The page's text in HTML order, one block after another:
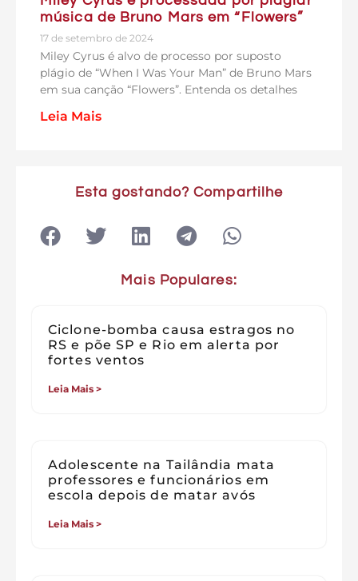
música de Bruno Mars em “Flowers”
17 de setembro de 2024
Miley Cyrus é alvo de processo por suposto
plágio de “When I Was Your Man” de Bruno Mars
em sua canção “Flowers”. Entenda os detalhes
Leia Mais
Esta gostando? Compartilhe
Mais Populares:
Ciclone-bomba causa estragos no
RS e põe SP e Rio em alerta por
fortes ventos
Leia Mais >
Adolescente na Tailândia mata
professores e funcionários em
escola depois de matar avós
Leia Mais >